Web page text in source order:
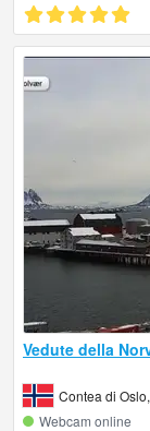
Vedute della
Contea di
Webcam online